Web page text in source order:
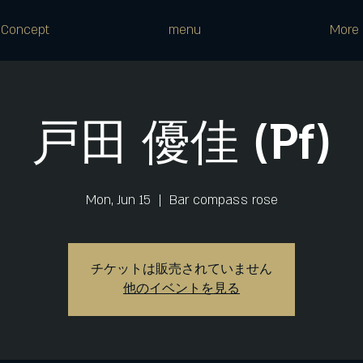
Concept menu More
戸田 優佳 (Pf)
Mon, Jun 15
  |
Bar compass rose
チケットは販売されていません
他のイベントを見る